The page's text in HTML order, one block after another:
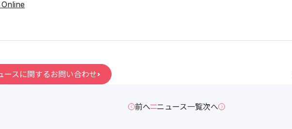
ースに関するお問い合わせ
前へ ニュース一覧次へ